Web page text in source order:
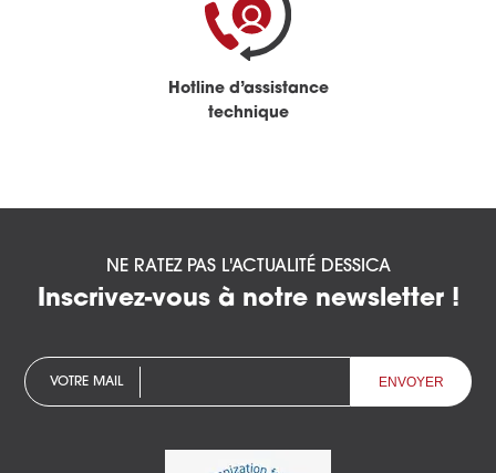
Hotline d’assistance
technique
NE RATEZ PAS L'ACTUALITÉ DESSICA
Inscrivez-vous à notre newsletter !
VOTRE MAIL